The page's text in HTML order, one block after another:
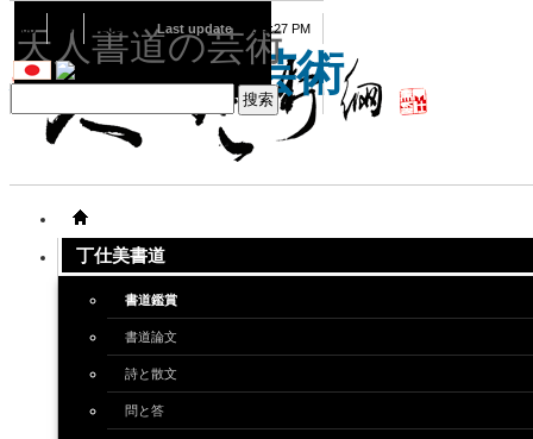
天人書道の芸術
丁仕美書道
書道鑑賞
書道論文
詩と散文
問と答
08 08 2026 Last update 08:15:27 PM
天人書道の芸術